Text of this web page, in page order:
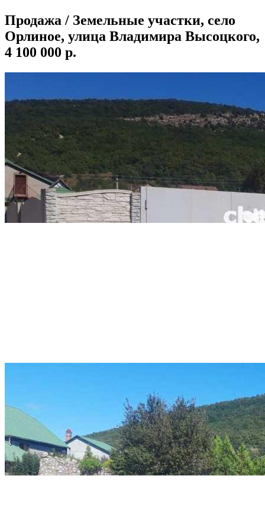
Продажа / Земельные участки, село
Орлиное, улица Владимира Высоцкого,
4 100 000 р.